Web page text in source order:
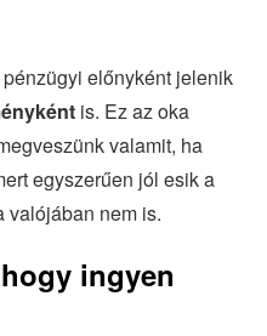
előnyként jelenik
is. Ez az oka
valamit, ha
egyszerűen jól esik a
valójában nem is.
ingyen